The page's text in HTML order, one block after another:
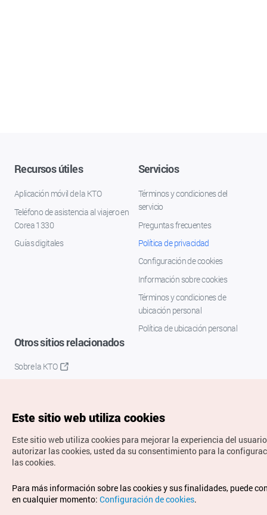
Recursos útiles
Aplicación móvil de la KTO
Teléfono de asistencia al viajero en
Corea 1330
Guías digitales
Servicios
Términos y condiciones del
servicio
Preguntas frecuentes
Política de privacidad
Configuración de cookies
Información sobre cookies
Términos y condiciones de
ubicación personal
Política de ubicación personal
Otros sitios relacionados
Sobre la KTO
Copyrights © Organización de Turismo de Corea. Todos los
derechos reservados.
Para informes de errores y cuestiones relacionadas con el
Este sitio web utiliza cookies
Este sitio web utiliza cookies para mejorar la experiencia del
autorizar las cookies, usted da su consentimiento para la
las cookies.
Para más información sobre las cookies y sus finalidades, puede
en cualquier momento: Configuración de cookies.